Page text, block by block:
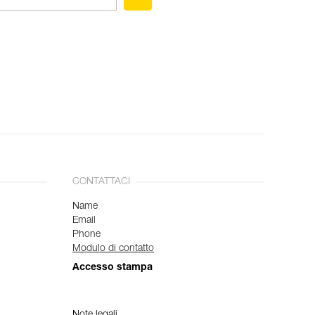
CONTATTACI
Name
Email
Phone
Modulo di contatto
Accesso stampa